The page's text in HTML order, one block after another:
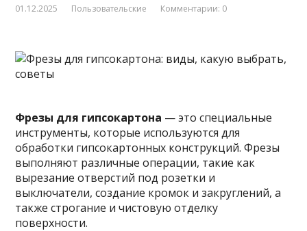
01.12.2025 Пользовательские Комментарии: 0
Фрезы для гипсокартона — это специальные
инструменты, которые используются для
обработки гипсокартонных конструкций. Фрезы
выполняют различные операции, такие как
вырезание отверстий под розетки и
выключатели, создание кромок и закруглений, а
также строгание ичистовую отделку
поверхности.